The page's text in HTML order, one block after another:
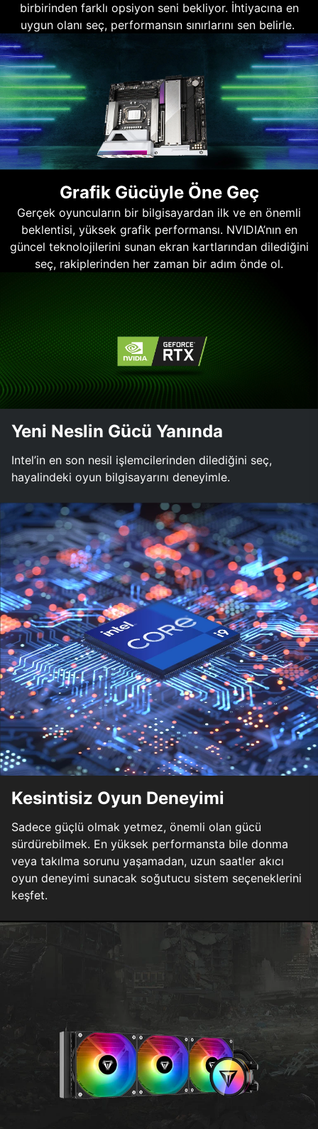
birbirinden farklı opsiyon seni bekliyor. İhtiyacına en
uygun olanı seç, performansın sınırlarını sen belirle.
Grafik Gücüyle Öne Geç
Gerçek oyuncuların bir bilgisayardan ilk ve en önemli
beklentisi, yüksek grafik performansı. NVIDIA’nın en
güncel teknolojilerini sunan ekran kartlarından dilediğini
seç, rakiplerinden her zaman bir adım önde ol.
Yeni Neslin Gücü Yanında
Intel’in en son nesil işlemcilerinden dilediğini seç,
hayalindeki oyun bilgisayarını deneyimle.
Kesintisiz Oyun Deneyimi
Sadece güçlü olmak yetmez, önemli olan gücü
sürdürebilmek. En yüksek performansta bile donma
veya takılma sorunu yaşamadan, uzun saatler akıcı
oyun deneyimi sunacak soğutucu sistem seçeneklerini
keşfet.